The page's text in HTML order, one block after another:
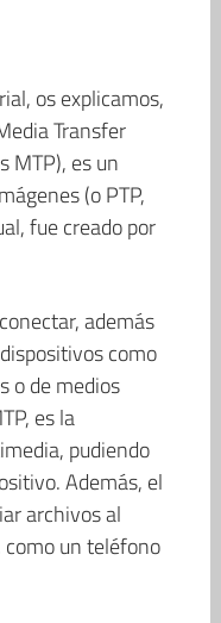
os explicamos,
Transfer
MTP), es un
(o PTP,
fue creado por
además
como
o de medios
es la
pudiendo
Además, el
archivos al
como un teléfono